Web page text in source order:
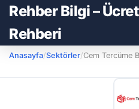
Rehber Bilgi –
Rehberi
Anasayfa/Sektörler/Cem Tercüme